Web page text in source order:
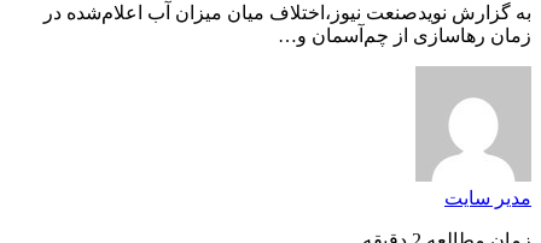
به گزارش نویدصنعت نیوز،اختلاف میان میزان آب اعلام‌شده در
زمان رهاسازی از چم‌آسمان و…
مدیر سایت